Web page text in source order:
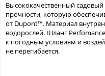
Высококачественный
прочности, которую
от Dupont™. Материал
водорослей. Шланг
к погодным условиям и
не перегибается.